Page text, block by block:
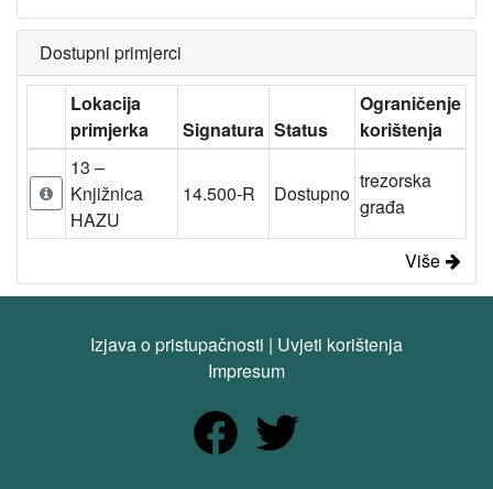
Dostupni primjerci
Lokacija
primjerka
Signatura Status
Ograničenje
korištenja
13 –
Knjižnica
HAZU
14.500-R Dostupno
trezorska
građa
Više
Izjava o pristupačnosti | Uvjeti korištenja
Impresum